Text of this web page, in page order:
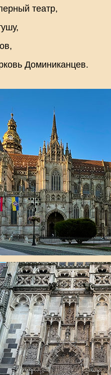
театр,
Доминиканцев.